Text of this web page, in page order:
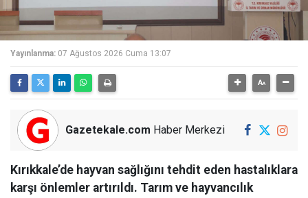
Yayınlanma: 07 Ağustos 2026 Cuma 13:07
Gazetekale.com Haber Merkezi
Kırıkkale’de hayvan sağlığını tehdit eden hastalıklara
karşı önlemler artırıldı. Tarım ve hayvancılık